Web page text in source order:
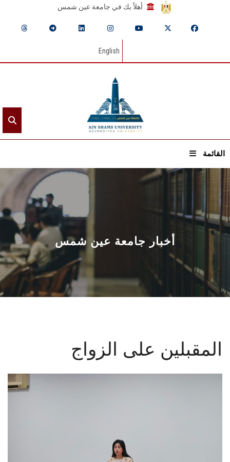
أهلاً بك في جامعة عين شمس
English
القائمة
الرئيسيـة
عن الجامعة
القطاعـات
الشئون الأكاديمية
البحث العلمي
الأنظمة الذكية
أخبار جامعة عين شمس
المقبلين على الزواج